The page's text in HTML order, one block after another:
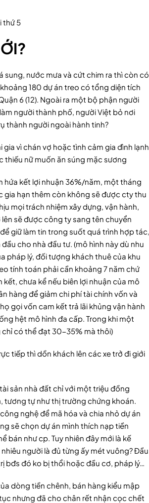
thứ 5
sung, nước mưa và cứt chim ra thì còn có
180 dự án treo có tổng diện tích
6 (12). Ngoài ra một bộ phận người
người thành phố, người Việt bỏ nơi
thành người ngoài hành tinh?
gia vì chán vợ hoặc tình cảm gia đình lạnh
thiếu nữ muốn ăn súng mặc sương
hứa kết lợi nhuận 36%/năm, một tháng
gia hạn thêm còn không sẽ được cty thu
mọi trách nhiệm xây dựng, vận hành,
sẽ được công ty sang tên chuyển
giữ làm tin trong suốt quá trình hợp tác,
cho nhà đầu tư. (mô hình này dù nhu
pháp lý, đối tượng khách thuê của khu
tính toán phải cần khoảng 7 năm chứ
chưa kể nếu biên lợi nhuận của mô
hàng để giảm chi phí tài chính vốn và
gọi vốn cam kết trả lãi khủng vận hành
hệt mô hình đa cấp. Trong khi một
chỉ có thể đạt 30-35% mà thôi)
tiếp thì dồn khách lên các xe trở đi giới
sản nhà đất chỉ với một triệu đồng
tự như thị trường chứng khoán.
nghệ để mã hóa và chia nhỏ dự án
sẽ chọn dự án mình thích nạp tiền
bán như cp. Tuy nhiên đây mới là kế
người là đủ từng ấy mét vuông? Đầu
bđs đó ko bị thổi hoặc đầu cơ, pháp lý…
dòng tiền chênh, bán hàng kiểu mập
nhưng đã cho chân rết nhận cọc chết